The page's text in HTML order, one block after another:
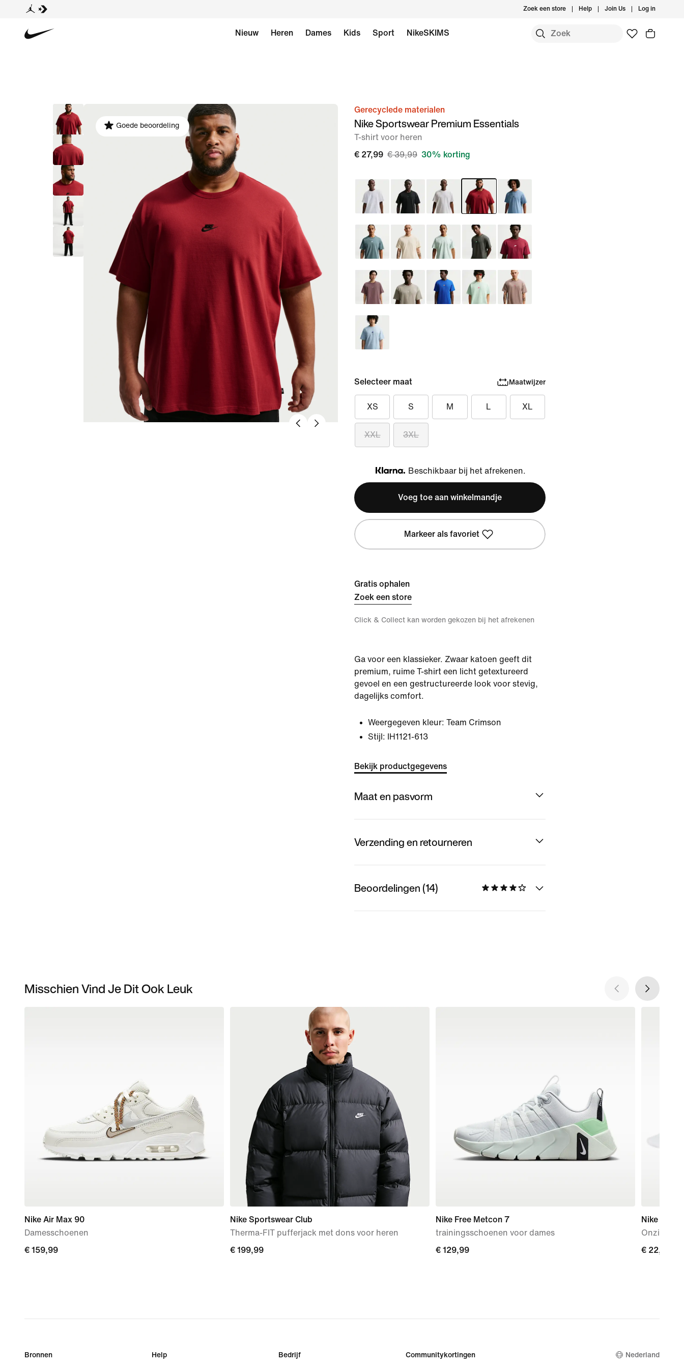
Zoek een store Help Join Us Log in
Nieuw Heren Dames Kids Sport NikeSKIMS
afbeelding
Goede beoordeling
Gerecyclede materialen
Nike Sportswear Premium Essentials
T-shirt voor heren
€ 27,99 € 39,99 30% korting
Selecteer maat Maatwijzer
XS S M L XL
XXL 3XL
Klarna
Beschikbaar bij het afrekenen.
Voeg toe aan winkelmandje
Markeer als favoriet
Gratis ophalen
Zoek een store
Click & Collect kan worden gekozen bij het afrekenen
Ga voor een klassieker. Zwaar katoen geeft dit
premium, ruime T-shirt een licht getextureerd
gevoel en een gestructureerde look voor stevig,
dagelijks comfort.
Weergegeven kleur: Team Crimson
Stijl:
IH1121-613
Bekijk productgegevens
Maat en pasvorm
Verzending en retourneren
Beoordelingen (14)
Misschien Vind Je Dit Ook Leuk
Nike Air Max 90
Damesschoenen
€ 159,99
€ 159,99
Nike Sportswear Club
Therma-FIT pufferjack met dons voor heren
€ 199,99
€ 199,99
Nike Free Metcon 7
trainingsschoenen voor dames
€ 129,99
€ 129,99
Nike
€ 22,99
€ 22,99
Bronnen Help Bedrijf Communitykortingen Nederland